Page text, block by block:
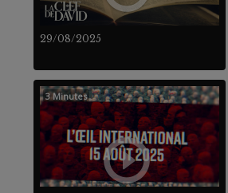
29/08/2025
3 Minutes